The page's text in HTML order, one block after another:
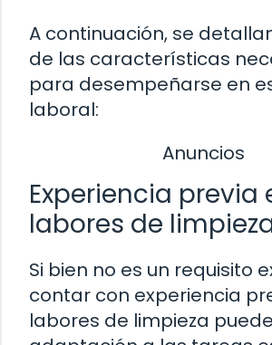
A continuación, se
de las características
para desempeñarse en
laboral:
Anuncios
Experiencia previa
labores de
Si bien no es un requisito
contar con experiencia
labores de limpieza